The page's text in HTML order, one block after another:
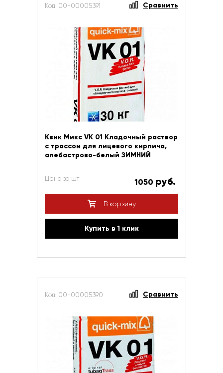
Код: 00-00005391 Сравнить
Квик Микс VK 01 Кладочный раствор
с трассом для лицевого кирпича,
алебастрово-белый ЗИМНИЙ
Цена за шт 1050 руб.
В корзину
Купить в 1 клик
Код: 00-00005390 Сравнить